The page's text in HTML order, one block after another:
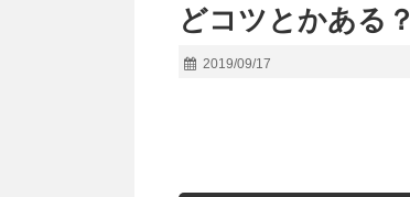
どコツとかある？
2019/09/17